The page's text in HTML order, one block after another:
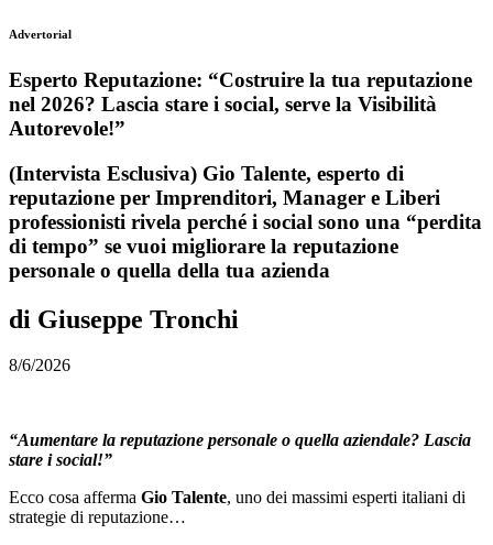
Advertorial
Esperto Reputazione: “Costruire la tua reputazione
nel 2026? Lascia stare i social, serve la Visibilità
Autorevole!”
(Intervista Esclusiva) Gio Talente, esperto di
reputazione per Imprenditori, Manager e Liberi
professionisti rivela perché i social sono una “perdita
di tempo” se vuoi migliorare la reputazione
personale o quella della tua azienda
di Giuseppe Tronchi
8/6/2026
“Aumentare la reputazione personale o quella aziendale? Lascia
stare i social!”
Ecco cosa afferma Gio Talente, uno dei massimi esperti italiani di
strategie di reputazione…